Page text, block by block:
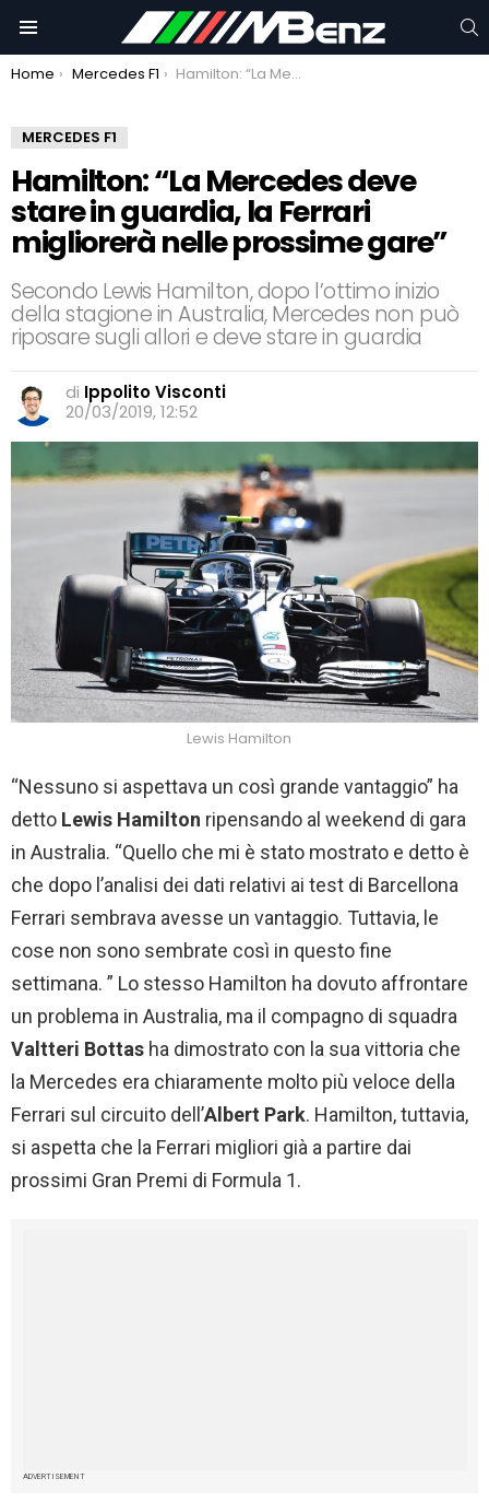
You are here:
Home Mercedes F1 Hamilton: “La Mercedes deve stare in guardia, la Ferrari migliorerà nelle prossime gare”
MERCEDES F1
Hamilton: “La Mercedes deve
stare in guardia, la Ferrari
migliorerà nelle prossime gare”
Secondo Lewis Hamilton, dopo l’ottimo inizio
della stagione in Australia, Mercedes non può
riposare sugli allori e deve stare in guardia
di Ippolito Visconti
20/03/2019, 12:52
Lewis Hamilton
“Nessuno si aspettava un così grande vantaggio” ha
detto Lewis Hamilton ripensando al weekend di gara
in Australia. “Quello che mi è stato mostrato e detto è
che dopo l’analisi dei dati relativi ai test di Barcellona
Ferrari sembrava avesse un vantaggio. Tuttavia, le
cose non sono sembrate così in questo fine
settimana. ” Lo stesso Hamilton ha dovuto affrontare
un problema in Australia, ma il compagno di squadra
Valtteri Bottas ha dimostrato con la sua vittoria che
la Mercedes era chiaramente molto più veloce della
Ferrari sul circuito dell’Albert Park. Hamilton, tuttavia,
si aspetta che la Ferrari migliori già a partire dai
prossimi Gran Premi di Formula 1.
ADVERTISEMENT